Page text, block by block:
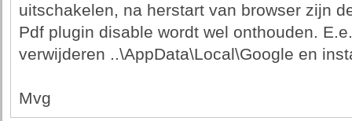
uitschakelen, na herstart van browser zijn
Pdf plugin disable wordt wel onthouden.
verwijderen ..\AppData\Local\Google en
Mvg